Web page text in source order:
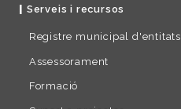
Serveis i recursos
Registre municipal d'entitats
Assessorament
Formació